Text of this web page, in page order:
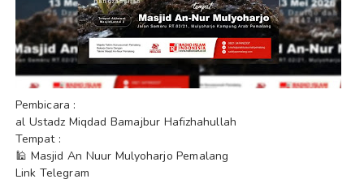
Pembicara :
al Ustadz Miqdad Bamajbur Hafizhahullah
Tempat:
🕌 Masjid An Nuur Mulyoharjo Pemalang
Link Telegram